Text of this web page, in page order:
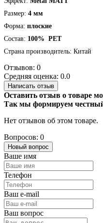
Размер: 4 мм
Форма: плоские
Состав: 100% PET
Страна производитель: Китай
Отзывов: 0
Средняя оценка: 0.0
Написать отзыв
Оставить отзыв о товаре
Так мы формируем
Нет отзывов об этом товаре.
Вопросов: 0
Новый вопрос
Ваше имя
Телефон
Ваш e-mail
Ваш вопрос